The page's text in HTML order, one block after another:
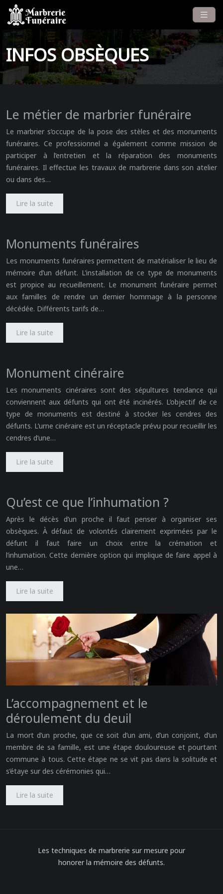
INFOS OBSÈQUES
Le métier de marbrier funéraire
Le marbrier s’occupe de la pose des stèles et des monuments
funéraires. Ce professionnel a également comme mission de
participer à l’entretien et la réparation des monuments
funéraires. Il effectue les travaux de marbrerie dans son atelier
ou dans des…
Lire la suite
Monuments funéraires
Les monuments funéraires permettent de matérialiser le lieu de
mémoire d’un défunt. L’installation de ce type de monuments
est propice au recueillement. Le monument funéraire permet
aux familles de rendre un dernier hommage à la personne
décédée. Différents tarifs de…
Lire la suite
Monument cinéraire
Les monuments cinéraires sont des sépultures tendance qui
conviennent aux défunts qui ont été incinérés. L’objectif de ce
type de monuments est destiné à stocker les cendres des
défunts. L’urne cinéraire est un réceptacle prévu pour recueillir les
cendres d’une…
Lire la suite
Qu’est ce que l’inhumation ?
Après le décès d’un proche il faut penser à organiser ses
obsèques. À défaut de volontés clairement exprimées par le
défunt il faut faire un choix entre la crémation et
l’inhumation. Cette dernière option qui implique de faire appel à
une…
Lire la suite
L’accompagnement et le
déroulement du deuil
La mort d’un proche, que ce soit d’un ami, d’un conjoint, d’un
membre de sa famille, est une étape douloureuse et pourtant
commune à tous. Cette étape ne se vit pas dans la solitude et
s’étaye sur des cérémonies qui…
Lire la suite
Les techniques de marbrerie sur mesure pour
honorer la mémoire des défunts.